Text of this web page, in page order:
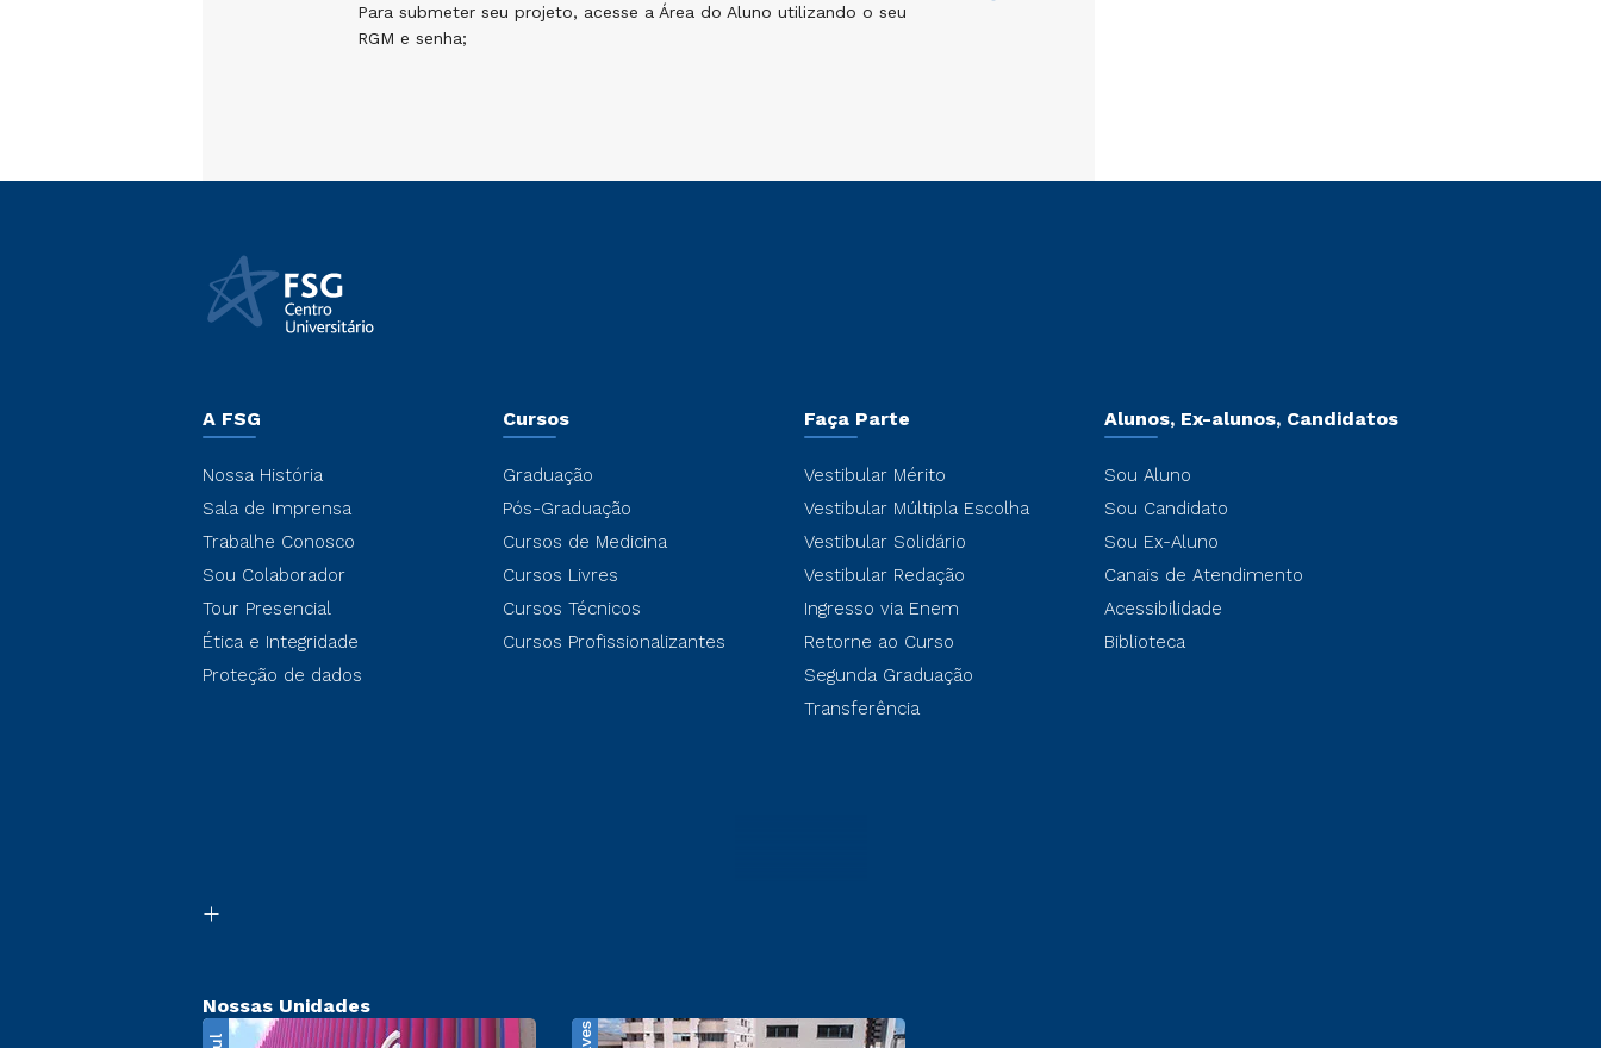
Para submeter seu projeto, acesse a Área do Aluno utilizando o seu
RGM e senha;
A FSG
Nossa História
Sala de Imprensa
Trabalhe Conosco
Sou Colaborador
Tour Presencial
Ética e Integridade
Proteção de dados
Cursos
Graduação
Pós-Graduação
Cursos de Medicina
Cursos Livres
Cursos Técnicos
Cursos Profissionalizantes
Faça Parte
Vestibular Mérito
Vestibular Múltipla Escolha
Vestibular Solidário
Vestibular Redação
Ingresso via Enem
Retorne ao Curso
Segunda Graduação
Transferência
Alunos, Ex-alunos, Candidatos
Sou Aluno
Sou Candidato
Sou Ex-Aluno
Canais de Atendimento
Acessibilidade
Biblioteca
Nossas Unidades